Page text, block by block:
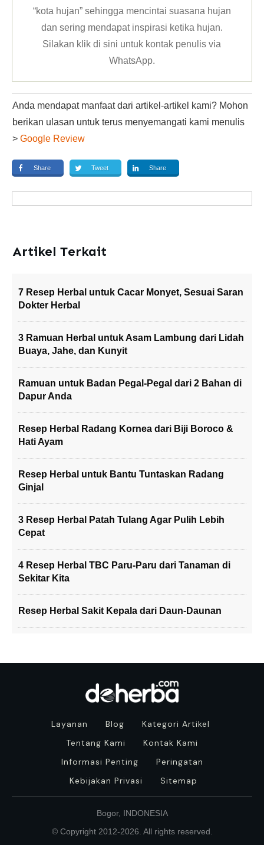
“kota hujan” sehingga mencintai suasana hujan
dan sering mendapat inspirasi ketika hujan.
Silakan klikdi sini untuk kontak penulis via
WhatsApp.
Anda mendapat manfaat dari artikel-artikel kami? Mohon
berikan ulasan untuk terus menyemangati kami menulis
> Google Review
Share Tweet Share
Artikel Terkait
7 Resep Herbal untuk Cacar Monyet, Sesuai Saran
Dokter Herbal
3 Ramuan Herbal untuk Asam Lambung dari Lidah
Buaya, Jahe, dan Kunyit
Ramuan untuk Badan Pegal-Pegal dari 2 Bahan di
Dapur Anda
Resep Herbal Radang Kornea dari Biji Boroco &
Hati Ayam
Resep Herbal untuk Bantu Tuntaskan Radang
Ginjal
3 Resep Herbal Patah Tulang Agar Pulih Lebih
Cepat
4 Resep Herbal TBC Paru-Paru dari Tanaman di
Sekitar Kita
Resep Herbal Sakit Kepala dari Daun-Daunan
Layanan Blog
Kategori Artikel
Tentang Kami
Kontak Kami
Informasi Penting
Peringatan
Kebijakan Privasi
Sitemap
Bogor, INDONESIA
© Copyright 2012-2026 . All rights reserved.